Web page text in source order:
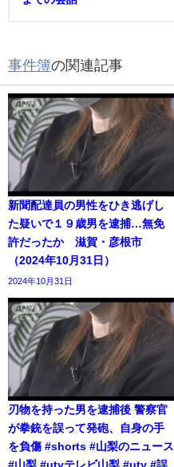
事件簿の関連記事
新聞配達員の男性をひき逃げし
た疑いで１９歳男を逮捕…無免
許だったか 滋賀・彦根市
（2024年10月31日）
2024年10月31日
刃物を持った男を逮捕後 警察官
が拳銃を誤って発砲、自身の手
を負傷 #shorts #山梨のニュース
#山梨 #utyテレビ山梨 #uty #誤